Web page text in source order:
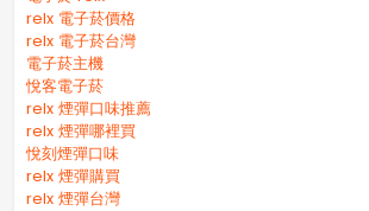
relx 電子菸價格
relx 電子菸台灣
電子菸主機
悅客電子菸
relx 煙彈口味推薦
relx 煙彈哪裡買
悅刻煙彈口味
relx 煙彈購買
relx 煙彈台灣